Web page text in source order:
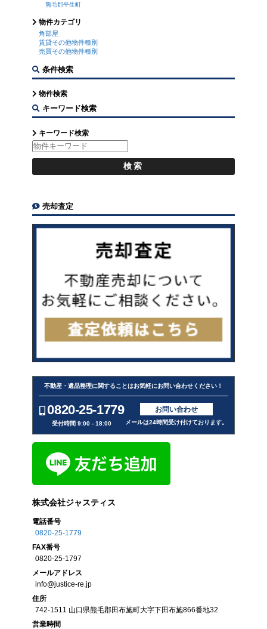
熊毛郡平生町
物件カテゴリ
角部屋
賃貸その他物件種別
売買その他物件種別
条件検索
物件検索
キーワード検索
キーワード検索
売却査定
不動産・遺品整理に関することはお気軽にお問い合わせください！
0820-25-1779
受付時間 9:00 - 18:00
お問い合わせ
メールは24時間受け付けております。
株式会社ジャスティス
電話番号
0820-25-1779
FAX番号
0820-25-1797
メールアドレス
info@justice-re.jp
住所
742-1511 山口県熊毛郡田布施町大字下田布施866番地32
営業時間